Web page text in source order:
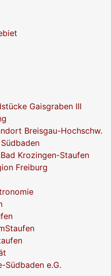
Gaisgraben III
Breisgau-Hochschw.
Krozingen-Staufen
Freiburg
Südbaden e.G.